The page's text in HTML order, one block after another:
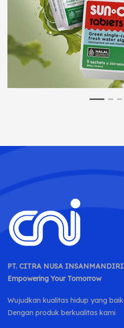
PT. CITRA NUSA INSANMANDIRI
Empowering Your Tomorrow
Wujudkan kualitas hidup yang baik
Dengan produk berkualitas kami